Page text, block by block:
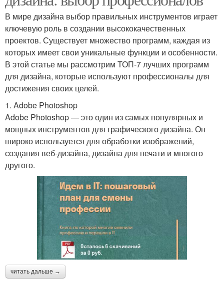
В мире дизайна выбор правильных инструментов играет
ключевую роль в создании высококачественных
проектов. Существует множество программ, каждая из
которых имеет свои уникальные функции и особенности.
В этой статье мы рассмотрим ТОП-7 лучших программ
для дизайна, которые используют профессионалы для
достижения своих целей.
1. Adobe Photoshop
Adobe Photoshop — это один из самых популярных и
мощных инструментов для графического дизайна. Он
широко используется для обработки изображений,
создания веб-дизайна, дизайна для печати и многого
другого.
читать дальше →